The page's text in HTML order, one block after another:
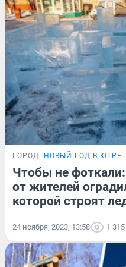
ГОРОД НОВЫЙ ГОД В ЮГРЕ
Чтобы не
от жителей
которой строят
24 ноября, 2023, 13:58 1 315